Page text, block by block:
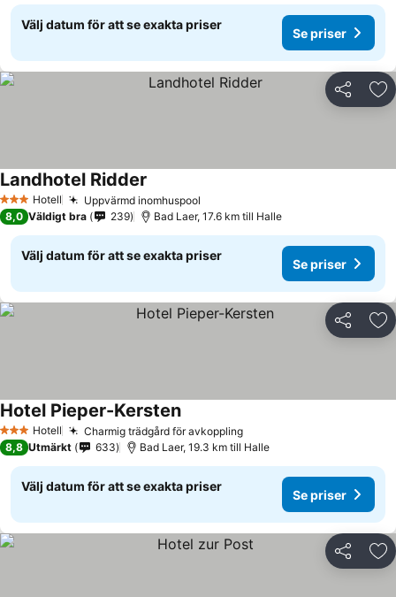
Välj datum för att se exakta priser
Se priser
Dela
3 StjärnorHotell Uppvärmd inomhuspool
Landhotel Ridder
8,0 Väldigt bra 239 Bad Laer, 17.6 km till Halle
Välj datum för att se exakta priser
Se priser
Dela
3 StjärnorHotell Charmig trädgård för avkoppling
Hotel Pieper-Kersten
8,8 Utmärkt 633 Bad Laer, 19.3 km till Halle
Välj datum för att se exakta priser
Se priser
Dela